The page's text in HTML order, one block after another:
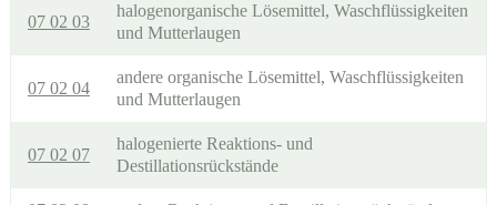
07 02 03
halogenorganische Lösemittel, Waschflüssigkeiten
und Mutterlaugen
07 02 04
andere organische Lösemittel, Waschflüssigkeiten
und Mutterlaugen
07 02 07
halogenierte Reaktions- und
Destillationsrückstände